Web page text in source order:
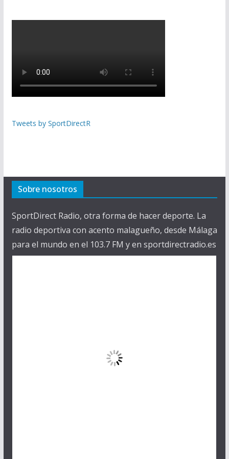
Tweets by SportDirectR
Sobre nosotros
SportDirect Radio, otra forma de hacer deporte. La
radio deportiva con acento malagueño, desde Málaga
para el mundo en el 103.7 FM y en sportdirectradio.es